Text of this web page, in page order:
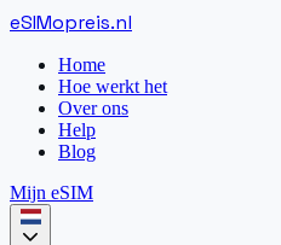
eSIMopreis.nl
Home
Hoe werkt het
Over ons
Help
Blog
Mijn eSIM